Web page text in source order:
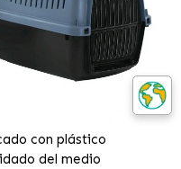
con plástico
del medio